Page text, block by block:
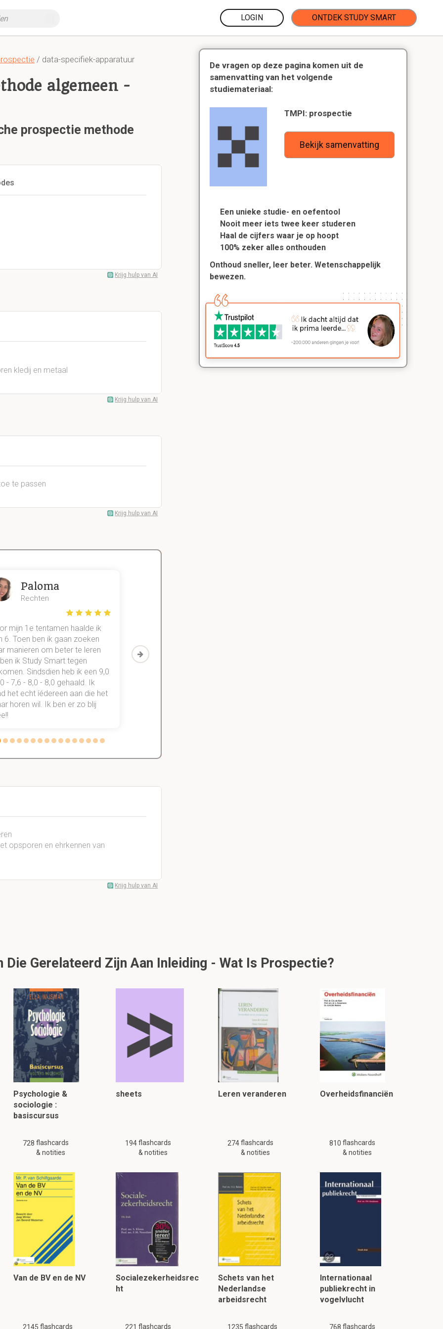
LOGIN ONTDEK STUDY SMART
/ data-specifiek-apparatuur
algemeen -
prospectie methode
Krijg hulp van AI
kledij en metaal
Krijg hulp van AI
te passen
Krijg hulp van AI
Paloma
Rechten
mijn 1e tentamen haalde ik
6. Toen ben ik gaan zoeken
manieren om beter te leren
ik Study Smart tegen
Sindsdien heb ik een 9,0
- 7,6 - 8,0 - 8,0 gehaald. Ik
het echt íédereen aan die het
horen wil. Ik ben er zo blij
vakken. Sinds ik mijn
aantekeningen digitaal maak in
opsporen en ehrkennen van
Krijg hulp van AI
De vragen op deze pagina komen uit de
samenvatting van het volgende
studiemateriaal:
TMPI: prospectie
Bekijk samenvatting
Een unieke studie- en oefentool
Nooit meer iets twee keer studeren
Haal de cijfers waar je op hoopt
100% zeker alles onthouden
Onthoud sneller, leer beter. Wetenschappelijk
bewezen.
Die Gerelateerd Zijn Aan Inleiding - Wat Is Prospectie?
Psychologie &
sociologie :
basiscursus
728 flashcards
& notities
sheets
194flashcards
& notities
Leren veranderen
274 flashcards
& notities
Overheidsfinanciën
810 flashcards
& notities
Van de BV en de NV
2145 flashcards
Socialezekerheidsrec
ht
221 flashcards
Schets van het
Nederlandse
arbeidsrecht
1235 flashcards
Internationaal
publiekrecht in
vogelvlucht
768 flashcards